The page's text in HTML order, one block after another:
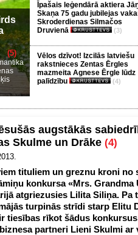
(5)
Īpašais leģendārā aktiera
Skaņa 75 gadu jubilejas
Skroderdienas Silmačos
Druvienā
(3)
Vēlos dzīvot! Izcilās latviešu
rakstnieces Zentas Ērgles
mazmeita Agnese Ērgle lūdz
palīdzību
(4)
augstākās
Skulme un Drāke (4)
tituliem un greznu kroni no
konkursa «Mrs. Grandma
atgriezusies Lilita Siliņa. Pa
turpinās strīdi starp Elitu
tiesības rīkot šādus konkursus
partneri Lieni Skulmi ar